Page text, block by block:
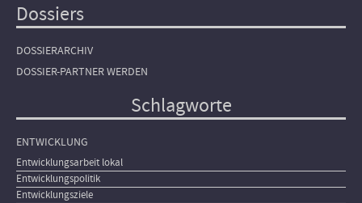
Dossiers
DOSSIERARCHIV
DOSSIER-PARTNER WERDEN
Schlagworte
ENTWICKLUNG
Entwicklungsarbeit lokal
Entwicklungspolitik
Entwicklungsziele